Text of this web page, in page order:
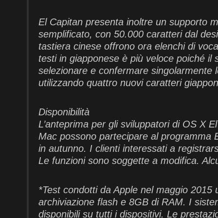
El Capitan presenta inoltre un supporto
semplificato, con 50.000 caratteri dal
tastiera cinese offrono ora elenchi di
testi in giapponese è più veloce poiché il
selezionare e confermare
utilizzando quattro nuovi caratteri
Disponibilità
L’anteprima per gli sviluppatori di OS X
Mac possono partecipare al programma
in autunno. I clienti interessati a
Le funzioni sono soggette a modifica.
*Test condotti da Apple nel maggio
archiviazione flash e 8GB di RAM. I
disponibili su tutti i dispositivi. Le